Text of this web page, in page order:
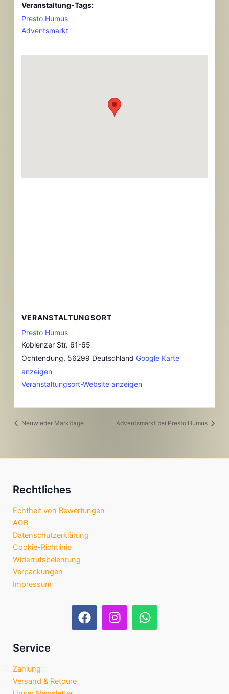
Veranstaltung-Tags:
Presto Humus
Adventsmarkt
VERANSTALTUNGSORT
Presto Humus
Koblenzer Str. 61-65
Ochtendung, 56299 Deutschland Google Karte
anzeigen
Veranstaltungsort-Website anzeigen
Neuwieder Markttage Adventsmarkt bei Presto Humus
Rechtliches
Echtheit von Bewertungen
AGB
Datenschutzerklärung
Cookie-Richtlinie
Widerrufsbelehrung
Verpackungen
Impressum
F
a
I
n
W
h
Service
Zahlung
Versand & Retoure